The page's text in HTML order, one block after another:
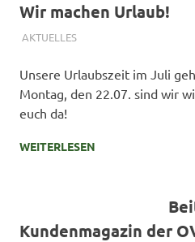
Wir machen Urlaub!
31. MAI 2024
SIMONE SCHMIDT
AKTUELLES
Unsere Urlaubszeit im Juli
Montag, den 22.07. sind wir
euch da!
WEITERLESEN
Kundenmagazin der